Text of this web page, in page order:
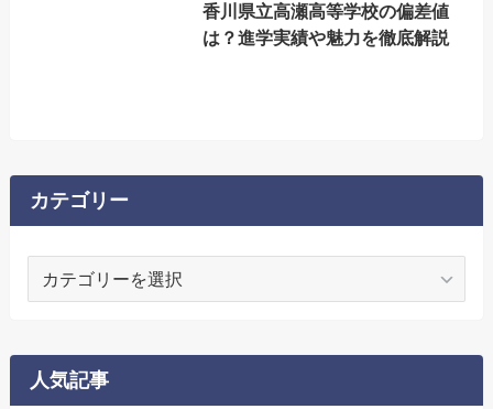
香川県立高瀬高等学校の偏差値
は？進学実績や魅力を徹底解説
カテゴリー
リ
ー
人気記事